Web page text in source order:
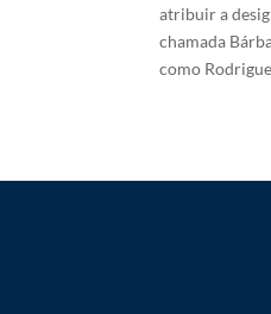
atribuir a
chamada
como